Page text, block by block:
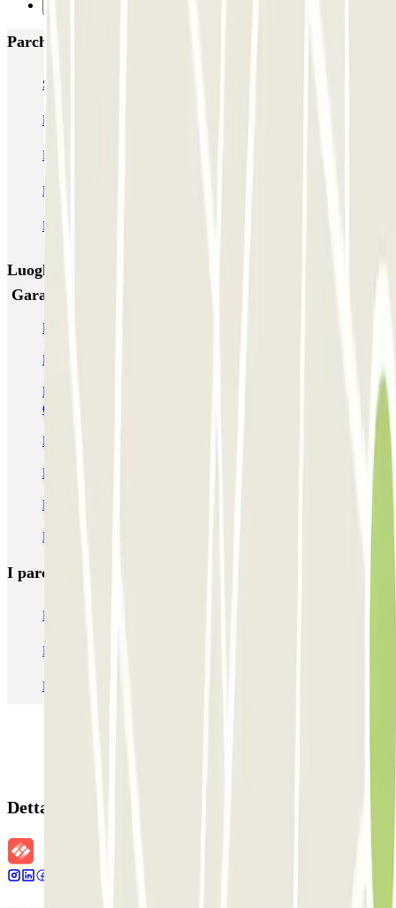
Parcheggi più popolari a Roma
SABA Piazza di Spagna - Villa Borghese
Esquilino (Roma)
PARK ROMA COLOMBO
MUOVIAMO Parioli
MUOVIAMO Pinciano
Luoghi ed eventi che potrebbero interessarti vicino a
Garage Parioli
Parcheggio Furgoni Roma
Parcheggio alla Stazione di Euclide | Parclick
Parcheggio alla Galleria Nazionale d'Arte Moderna e
Contemporanea
Parcheggio Bioparco Roma | Migliore Prezzo! | Parclick
Parcheggi al Teatro Parioli
Prenotazioni di parcheggi nei Parioli
Parcheggi vicino allo Stadio Flaminio
I parcheggi
Parcheggio Venezia
Parcheggio Roma
Parcheggio Malpensa Terminal 1
Dettagli della prenotazione